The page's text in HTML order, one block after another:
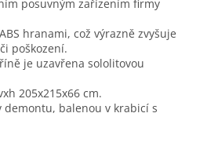
posuvným zařízením firmy
hranami, což výrazně zvyšuje
poškození.
je uzavřena sololitovou
205x215x66 cm.
demontu, balenou v krabicí s